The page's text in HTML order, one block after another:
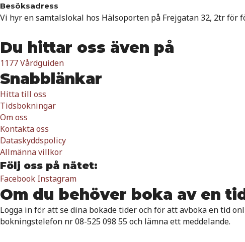
Besöksadress
Vi hyr en samtalslokal hos Hälsoporten på Frejgatan 32, 2tr
Du hittar oss även på
1177 Vårdguiden
Snabblänkar
Hitta till oss
Tidsbokningar
Om oss
Kontakta oss
Dataskyddspolicy
Allmänna villkor
Följ oss på nätet:
Facebook Instagram
Om du behöver boka av en
Logga in för att se dina bokade tider och för att avboka en tid
bokningstelefon nr 08-525 098 55 och lämna ett meddelande.